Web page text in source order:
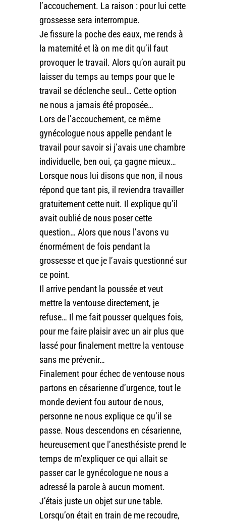
l’accouchement. La raison : pour lui cette
grossesse sera interrompue.
Je fissure la poche des eaux, me rends à
la maternité et là on me dit qu’il faut
provoquer le travail. Alors qu’on aurait pu
laisser du temps au temps pour que le
travail se déclenche seul… Cette option
ne nous a jamais été proposée…
Lors de l’accouchement, ce même
gynécologue nous appelle pendant le
travail pour savoir si j’avais une chambre
individuelle, ben oui, ça gagne mieux…
Lorsque nous lui disons que non, il nous
répond que tant pis, il reviendra travailler
gratuitement cette nuit. Il explique qu’il
avait oublié de nous poser cette
question… Alors que nous l’avons vu
énormément de fois pendant la
grossesse et que je l’avais questionné sur
ce point.
Il arrive pendant la poussée et veut
mettre la ventouse directement, je
refuse… Il me fait pousser quelques fois,
pour me faire plaisir avec un air plus que
lassé pour finalement mettre la ventouse
sans me prévenir…
Finalement pour échec de ventouse nous
partons en césarienne d’urgence, tout le
monde devient fou autour de nous,
personne ne nous explique ce qu’il se
passe. Nous descendons en césarienne,
heureusement que l’anesthésiste prend le
temps de m’expliquer ce qui allait se
passer car le gynécologue ne nous a
adressé la parole à aucun moment.
J’étais juste un objet sur une table.
Lorsqu’on était en train de me recoudre,